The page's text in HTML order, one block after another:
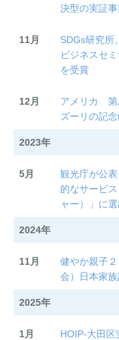
決型の実証
11月
SDGs研究所
ビジネスセ
を受賞​​
12月
アメリカ 第
ズーリの記
2023年
5月
観光庁が公
的なサービ
ャー）」​​に選
2024年
11月
健やか親子
会）日本家
2025年
1月
HOIP-大田